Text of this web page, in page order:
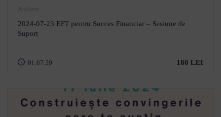
Ateliere
2024-07-23 EFT pentru Succes Financiar – Sesiune de
Suport
01:07:59 180 LEI